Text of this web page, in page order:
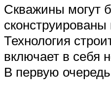
Скважины могут
Технология
включает в себя
В первую